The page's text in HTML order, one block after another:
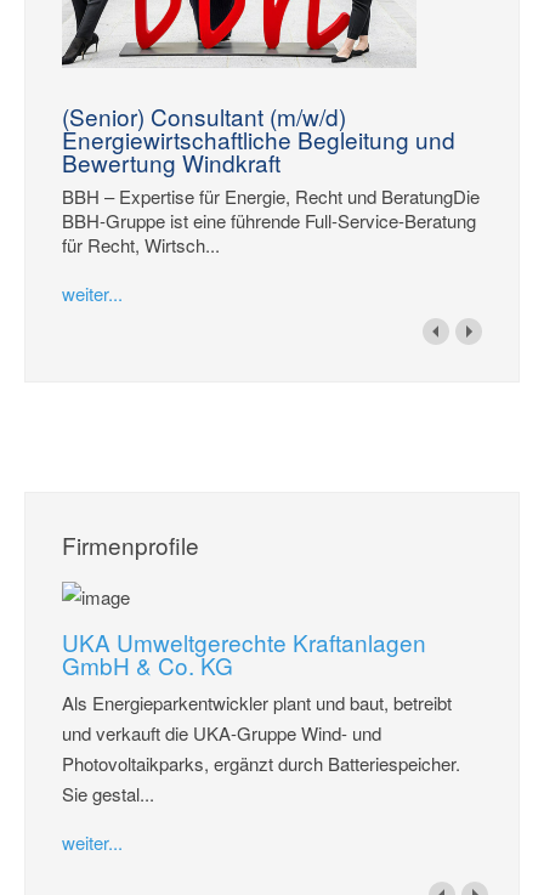
(Senior) Consultant (m/w/d)
Energiewirtschaftliche Begleitung und
Bewertung Windkraft
BBH – Expertise für Energie, Recht und BeratungDie
BBH-Gruppe ist eine führende Full-Service-Beratung
für Recht, Wirtsch...
weiter...
Firmenprofile
UKA Umweltgerechte Kraftanlagen
GmbH & Co. KG
Als Energieparkentwickler plant und baut, betreibt
und verkauft die UKA-Gruppe Wind- und
Photovoltaikparks, ergänzt durch Batteriespeicher.
Sie gestal...
weiter...